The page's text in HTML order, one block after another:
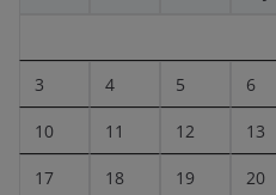
3 4 5 6
10 11 12 13
17 18 19 20